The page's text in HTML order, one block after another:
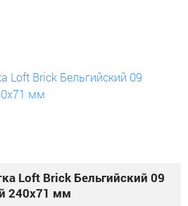
Loft Brick Бельгийский 09
240x71 мм